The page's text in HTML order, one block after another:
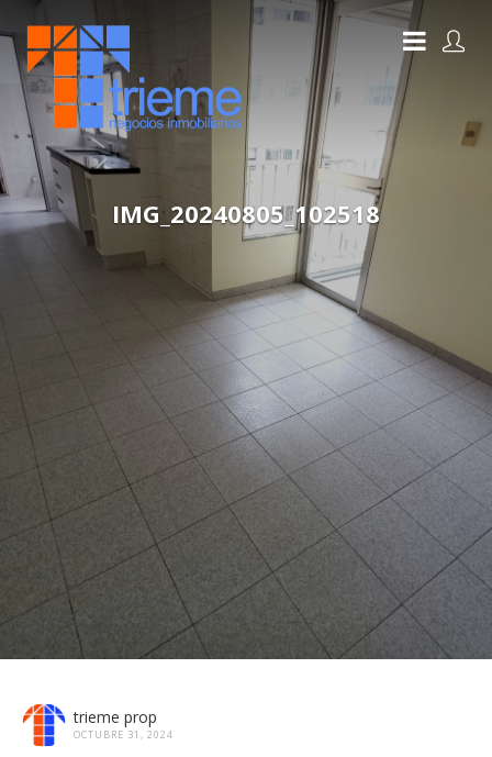
IMG_20240805_102518
trieme prop
OCTUBRE 31, 2024